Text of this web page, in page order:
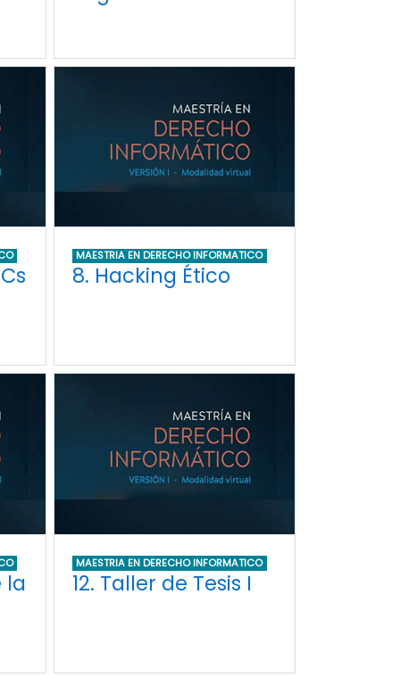
MAESTRIA EN DERECHO INFORMATICO
8. Hacking Ético
la
MAESTRIA EN DERECHO INFORMATICO
12. Taller de Tesis I